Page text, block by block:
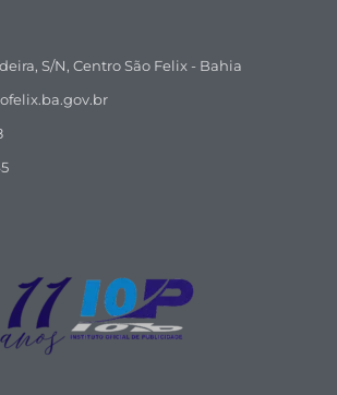
S/N, Centro São Felix - Bahia